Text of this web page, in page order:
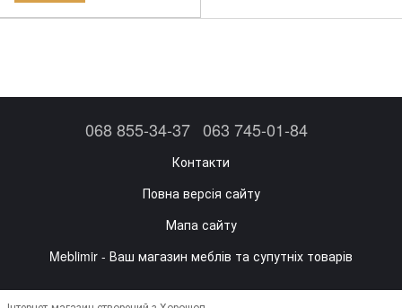
068 855-34-37 063 745-01-84
Контакти
Повна версія сайту
Мапа сайту
Meblimir - Ваш магазин меблів та супутніх товарів